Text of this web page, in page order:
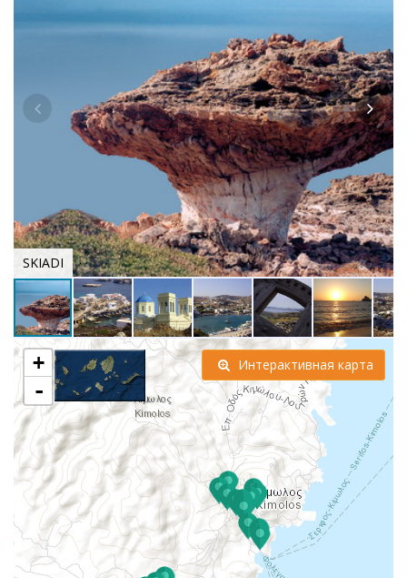
ES
CN
SKIADI
+
-
Интерактивная карта